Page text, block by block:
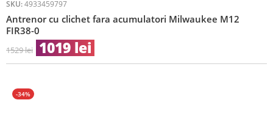
SKU: 4933459797
Antrenor cu clichet fara acumulatori Milwaukee M12
FIR38-0
1529lei 1019 lei
-34%